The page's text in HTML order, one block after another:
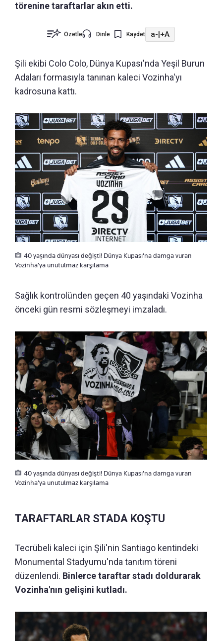
törenine taraftarlar akın etti.
Özetle Dinle Kaydet a-|+A
Şili ekibi Colo Colo, Dünya Kupası'nda Yeşil Burun
Adaları formasıyla tanınan kaleci Vozinha'yı
kadrosuna kattı.
40 yaşında dünyası değişti! Dünya Kupası'na damga vuran
Vozinha'ya unutulmaz karşılama
Sağlık kontrolünden geçen 40 yaşındaki Vozinha
önceki gün resmi sözleşmeyi imzaladı.
40 yaşında dünyası değişti! Dünya Kupası'na damga vuran
Vozinha'ya unutulmaz karşılama
TARAFTARLAR STADA KOŞTU
Tecrübeli kaleci için Şili'nin Santiago kentindeki
Monumental Stadyumu'nda tanıtım töreni
düzenlendi. Binlerce taraftar stadı doldurarak
Vozinha'nın gelişini kutladı.